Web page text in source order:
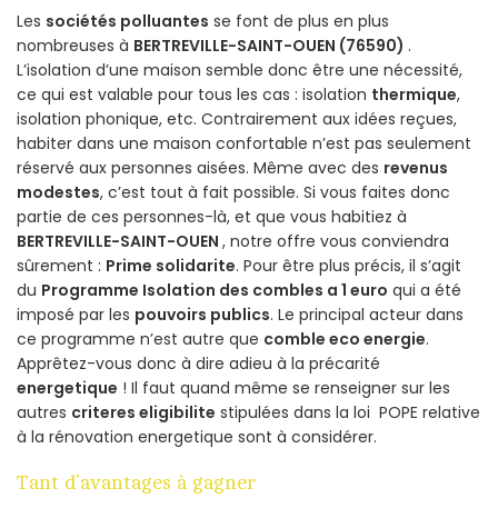
Les sociétés polluantes se font de plus en plus
nombreuses à BERTREVILLE-SAINT-OUEN (76590) .
L’isolation d’une maison semble donc être une nécessité,
ce qui est valable pour tous les cas : isolation thermique,
isolation phonique, etc. Contrairement aux idées reçues,
habiter dans une maison confortable n’est pas seulement
réservé aux personnes aisées. Même avec des revenus
modestes, c’est tout à fait possible. Si vous faites donc
partie de ces personnes-là, et que vous habitiez à
BERTREVILLE-SAINT-OUEN , notre offre vous conviendra
sûrement : Prime solidarite. Pour être plus précis, il s’agit
du Programme Isolation des combles a 1 euro qui a été
imposé par les pouvoirs publics. Le principal acteur dans
ce programme n’est autre que comble eco energie.
Apprêtez-vous donc à dire adieu à la précarité
energetique ! Il faut quand même se renseigner sur les
autres criteres eligibilite stipulées dans la loi POPE relative
à la rénovation energetique sont à considérer.
Tant d’avantages à gagner